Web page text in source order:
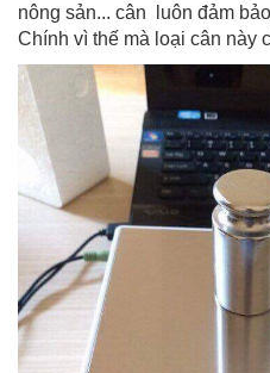
nông sản... cân luôn đảm
Chính vì thế mà loại cân này